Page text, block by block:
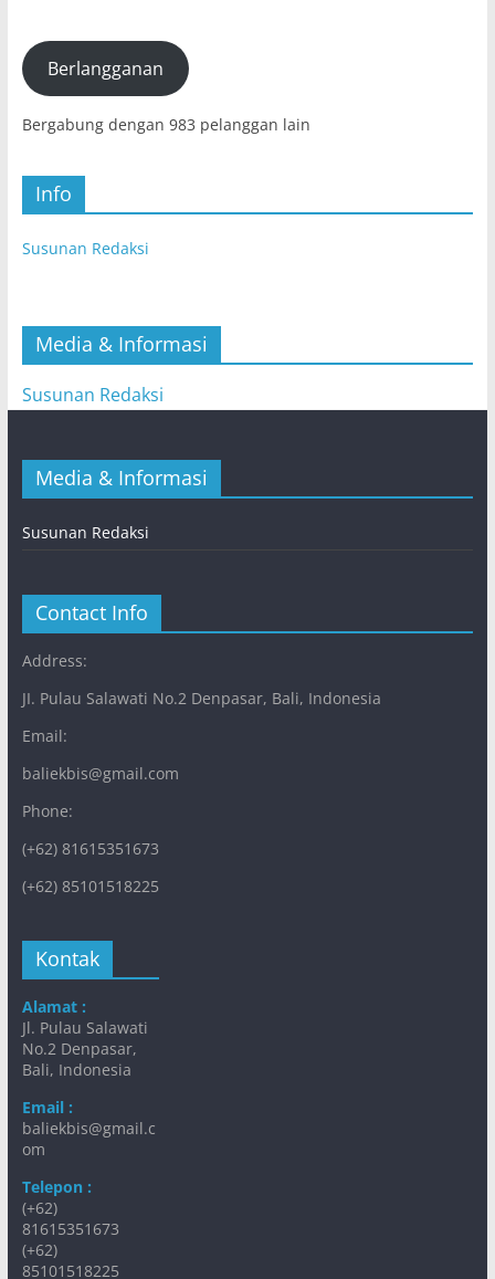
(E-
mail)Berlangganan
Bergabung dengan 983 pelanggan lain
Info
Susunan Redaksi
Media & Informasi
Susunan Redaksi
Media & Informasi
Susunan Redaksi
Contact Info
Address:
JI. Pulau Salawati No.2 Denpasar, Bali, Indonesia
Email:
baliekbis@gmail.com
Phone:
(+62) 81615351673
(+62) 85101518225
Kontak
Alamat :
Jl. Pulau Salawati
No.2 Denpasar,
Bali, Indonesia
Email :
baliekbis@gmail.c
om
Telepon :
(+62)
81615351673
(+62)
85101518225